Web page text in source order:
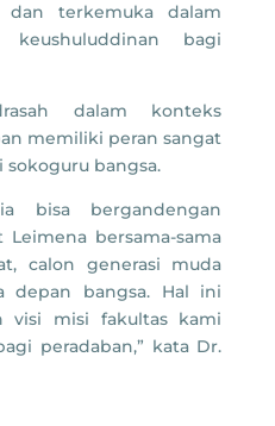
terkemuka dalam
bagi
dalam konteks
memiliki peran sangat
bangsa.
bisa bergandengan
bersama-sama
calon generasi muda
depan bangsa. Hal ini
visi misi fakultas kami
peradaban,” kata Dr.